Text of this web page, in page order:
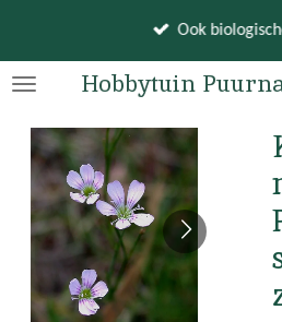
naar
hoofdinhoud
Hobbytuin
Ook